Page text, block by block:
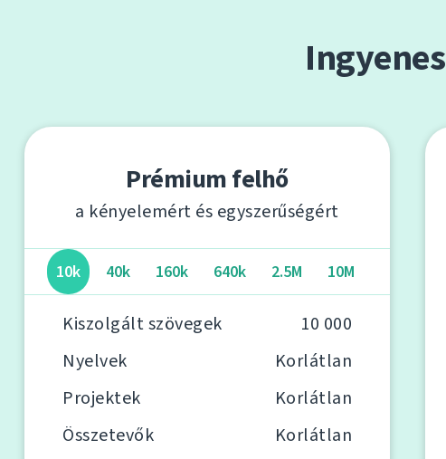
Ingyenes
Prémium felhő
a kényelemért és egyszerűségért
10k 40k 160k 640k 2.5M 10M
Kiszolgált szövegek
10 000
Nyelvek
Korlátlan
Projektek
Korlátlan
Összetevők
Korlátlan